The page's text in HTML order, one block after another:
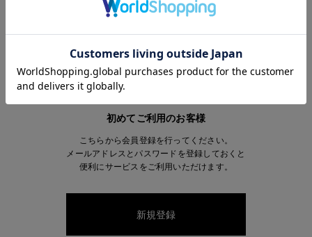
会員登録いただけます。
初めてご利用のお客様
こちらから会員登録を行ってください。
メールアドレスとパスワードを登録しておくと
便利にサービスをご利用いただけます。